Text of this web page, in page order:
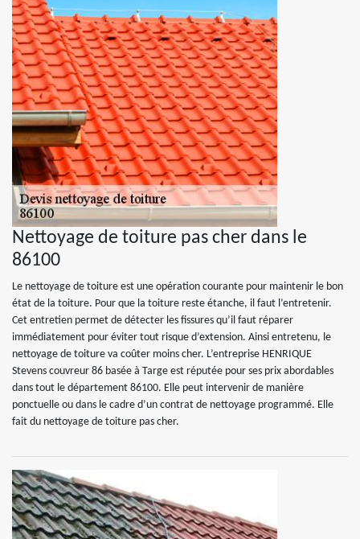
Nettoyage de toiture pas cher dans le
86100
Le nettoyage de toiture est une opération courante pour maintenir le bon
état de la toiture. Pour que la toiture reste étanche, il faut l’entretenir.
Cet entretien permet de détecter les fissures qu’il faut réparer
immédiatement pour éviter tout risque d’extension. Ainsi entretenu, le
nettoyage de toiture va coûter moins cher. L’entreprise HENRIQUE
Stevens couvreur 86 basée à Targe est réputée pour ses prix abordables
dans tout le département 86100. Elle peut intervenir de manière
ponctuelle ou dans le cadre d’un contrat de nettoyage programmé. Elle
fait du nettoyage de toiture pas cher.